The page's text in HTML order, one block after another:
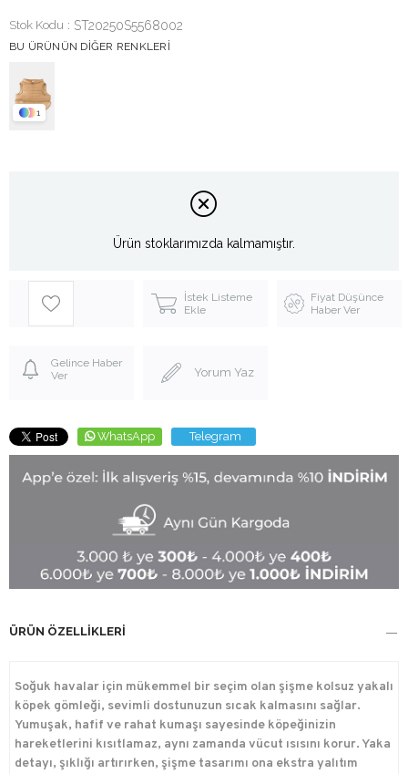
Stok Kodu ST20250S5568002
BU ÜRÜNÜN DIĞER RENKLERI
1
Ürün stoklarımızda kalmamıştır.
İstek Listeme
Ekle
Fiyat Düşünce
Haber Ver
Gelince Haber
Ver
Yorum Yaz
WhatsApp Telegram
ÜRÜN ÖZELLIKLERI
Soğuk havalar için mükemmel bir seçim olan şişme kolsuz yakalı
köpek gömleği, sevimli dostunuzun sıcak kalmasını sağlar.
Yumuşak, hafif ve rahat kumaşı sayesinde köpeğinizin
hareketlerini kısıtlamaz, aynı zamanda vücut ısısını korur. Yaka
detayı, şıklığı artırırken, şişme tasarımı ona ekstra yalıtım